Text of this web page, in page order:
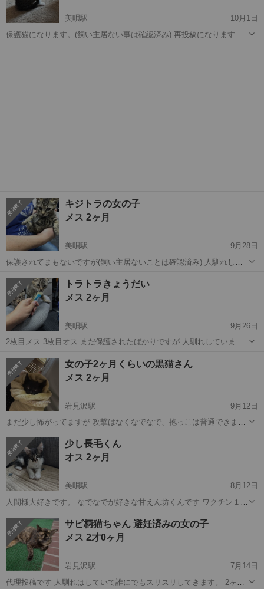
美唄駅
10月1日
保護猫になります。(飼い主居ない事は確認済み) 再投稿になります。
キジトラの女の子
メス 2ヶ月
美唄駅
9月28日
保護されてまもないですが(飼い主居ないことは確認済み) 人馴れして
リ、パウチ食べてます ワクチン１回目は完了しています。 虫駆除済み
きょうだいで男の子も...
北海道 美唄市 猫
トラトラきょうだい
メス 2ヶ月
美唄駅
9月26日
2枚目メス 3枚目オス まだ保護されたばかりですが 人馴れしていま
す。 飼い主居ないことは確認済み オスが涙目になっています 目薬つ
けて良くなってきました。...
北海道 美唄市 美唄駅 猫 トラ
女の子2ヶ月くらいの黒猫さん
メス 2ヶ月
岩見沢駅
9月12日
まだ少し怖がってますが 攻撃はなくなでなで、抱っこは普通できま
ってません 保護依頼があり引き取りました 飼い主居ないことは確認済
みです。
北海道 美唄市 岩見沢駅
少し長毛くん
オス 2ヶ月
美唄駅
8月12日
人間様大好きです。 なでなでが好きな甘えん坊くんです ワクチン１回
あり 特に問題なしです。 猫、犬とも仲良くできます。 譲渡条件 完全
室内飼いでお願...
北海道 美唄市 美唄駅 ワクチン
サビ柄猫ちゃん 避妊済みの女の子
メス 2才0ヶ月
岩見沢駅
7月14日
代理投稿です 人馴れはしていて誰にでもスリスリしてきます。 2ヶ月